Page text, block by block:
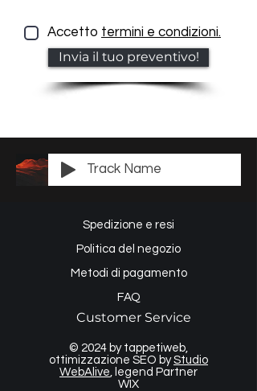
Accetto termini e condizioni.
Invia il tuo preventivo!
Track Name
Spedizione e resi
Politica del negozio
Metodi di pagamento
FAQ
Customer Service
© 2024 by tappetiweb,
ottimizzazione SEO byStudio
WebAlive , legend Partner
WIX